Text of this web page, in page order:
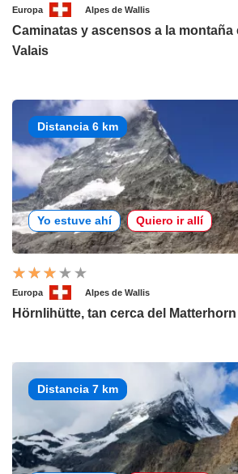
Europa Alpes de Wallis
Caminatas y ascensos a la montaña
Valais
Distancia 6 km
Yo estuve ahí Quiero ir allí
Europa Alpes de Wallis
Hörnlihütte, tan cerca del Matterhorn
Distancia 7 km